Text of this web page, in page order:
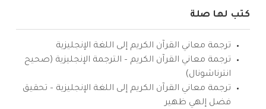
كتب لها صلة
ترجمة معاني القرآن الكريم إلى اللغة الإنجليزية
ترجمة معاني القرآن الكريم – الترجمة الإنجليزية (صحيح
انترناشونال)
ترجمة معاني القرآن الكريم إلى اللغة الإنجليزية – تحقيق
فضل إلهي ظهير